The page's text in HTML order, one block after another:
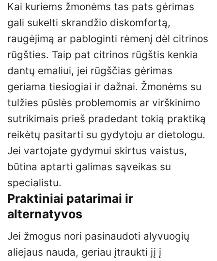
Kai kuriems žmonėms tas pats gėrimas
gali sukelti skrandžio diskomfortą,
raugėjimą ar pabloginti rėmenį dėl citrinos
rūgšties. Taip pat citrinos rūgštis kenkia
dantų emaliui, jei rūgščias gėrimas
geriama tiesiogiai ir dažnai. Žmonėms su
tulžies pūslės problemomis ar virškinimo
sutrikimais prieš pradedant tokią praktiką
reikėtų pasitarti su gydytoju ar dietologu.
Jei vartojate gydymui skirtus vaistus,
būtina aptarti galimas sąveikas su
specialistu.
Praktiniai patarimai ir
alternatyvos
Jei žmogus nori pasinaudoti alyvuogių
aliejaus nauda, geriau įtraukti jį į